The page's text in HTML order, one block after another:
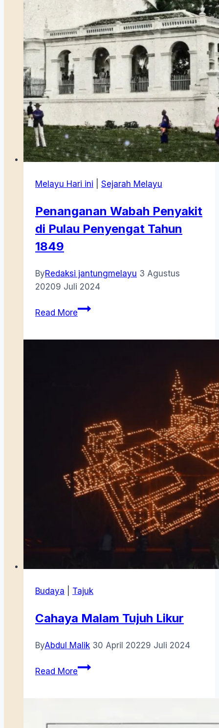
Sudah
Lama
Punah
Melayu Hari ini Sejarah Melayu
Penanganan Wabah Penyakit
di Pulau Penyengat Tahun
1849
ByRedaksi jantungmelayu 3 Agustus
20209 Juli 2024
Read MorePenanganan
Budaya Tajuk
Cahaya Malam Tujuh Likur
ByAbdul Malik 30 April 20229 Juli 2024
Read MoreCahaya